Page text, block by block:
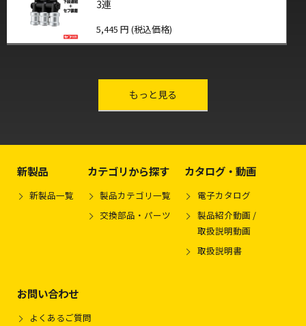
3連
5,445 円 (税込価格)
もっと見る
新製品
新製品一覧
カテゴリから探す
製品カテゴリ一覧
交換部品・パーツ
カタログ・動画
電子カタログ
製品紹介動画 /
取扱説明動画
取扱説明書
お問い合わせ
よくあるご質問